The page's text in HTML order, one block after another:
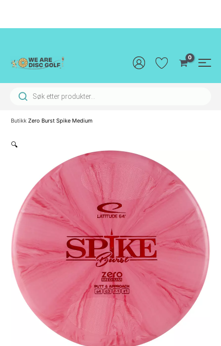
innholdet
Products search
Butikk Zero Burst Spike Medium
🔍